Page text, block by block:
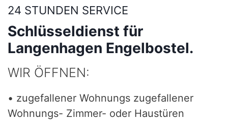
24 STUNDEN SERVICE
Schlüsseldienst für
Langenhagen Engelbostel.
WIR ÖFFNEN:
• zugefallener Wohnungs zugefallener
Wohnungs- Zimmer- oder Haustüren